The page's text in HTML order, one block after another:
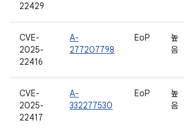
22429
CVE-
2025-
22416
A-
277207798
EoP
높
음
CVE-
2025-
22417
A-
332277530
EoP
높
음